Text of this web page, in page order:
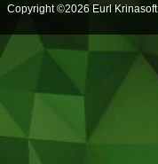
Copyright ©2026 Eurl Krinasoft